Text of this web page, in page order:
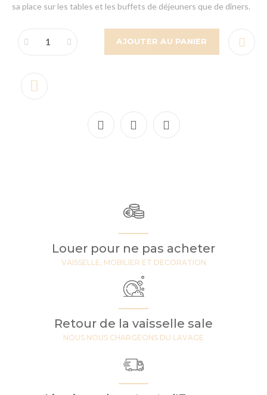
sa place sur les tables et les buffets de déjeuners que de dîners.
AJOUTER AU PANIER
Louer pour ne pas acheter
VAISSELLE, MOBILIER ET DECORATION
Retour de la vaisselle sale
NOUS NOUS CHARGEONS DU LAVAGE